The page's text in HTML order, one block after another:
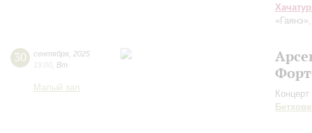
30 сентября 2025
19:00 Вт
Малый зал